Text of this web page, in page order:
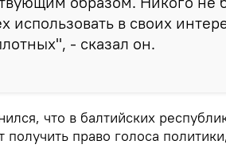
использовать в своих
- сказал он.
что в балтийских
получить право голоса